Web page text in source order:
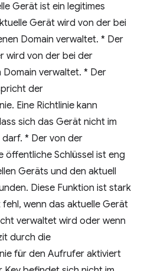
Gerät ist ein legitimes
Gerät wird von der bei
Domain verwaltet. * Der
wird von der bei der
verwaltet. * Der
der
Eine Richtlinie kann
sich das Gerät nicht im
* Der von der
Schlüssel ist eng
Geräts und den aktuell
Diese Funktion ist stark
wenn das aktuelle Gerät
verwaltet wird oder wenn
durch die
für den Aufrufer aktiviert